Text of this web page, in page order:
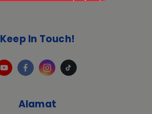
Alamat
Keep In Touch!